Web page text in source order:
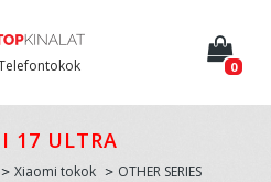
0
17 ULTRA
Xiaomi tokok
OTHER SERIES